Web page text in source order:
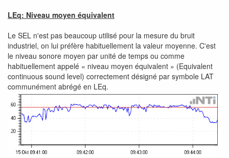
LEq: Niveau moyen équivalent
Le SEL n'est pas beaucoup utilisé pour la mesure du bruit
industriel, on lui préfère habituellement la valeur moyenne. C'est
le niveau sonore moyen par unité de temps ou comme
habituellement appelé « niveau moyen équivalent » (Equivalent
continuous sound level) correctement désigné par symbole LAT
communément abrégé en LEq.